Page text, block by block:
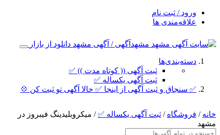
ورود / ثبت نام
علاقه‌مندی ها
دسته‌بندی‌ها
ثبت آگهی (( کوتاه مدت )) ✅
ثبت آگهی یکساله ✅
✅ سنجاق و ثبت آگهی از اینجا ✅ حالا آگهی تو ثبت کن 💠
خانه / فروشگاه / ثبت آگهی یکساله ✅/ میکروبلیدینگ فیبروز در
مشهد